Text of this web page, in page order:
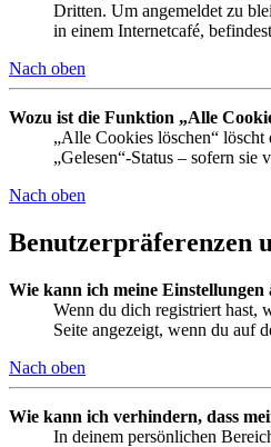
Dritten. Um angemeldet zu
in einem Internetcafé,
Nach oben
Wozu ist die Funktion „Alle
„Alle Cookies löschen“
„Gelesen“-Status – sofern
Nach oben
Benutzerpräferenzen
Wie kann ich meine Einstellungen
Wenn du dich registriert hast,
Seite angezeigt, wenn du auf
Nach oben
Wie kann ich verhindern, dass
In deinem persönlichen